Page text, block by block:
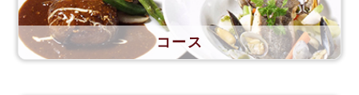
コース